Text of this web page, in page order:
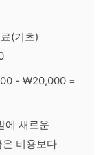
(기초)
- ₩20,000 =
에 새로운
비용보다